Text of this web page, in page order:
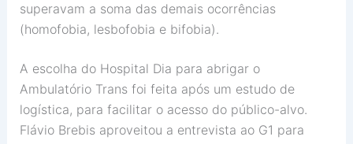
superavam a soma das demais ocorrências
(homofobia, lesbofobia e bifobia).
A escolha do Hospital Dia para abrigar o
Ambulatório Trans foi feita após um estudo de
logística, para facilitar o acesso do público-alvo.
Flávio Brebis aproveitou a entrevista ao G1 para